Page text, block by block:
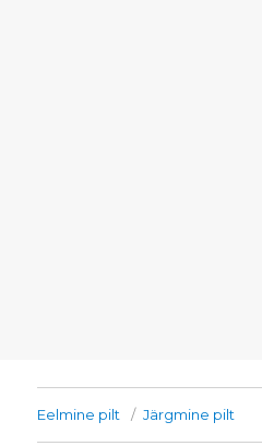
Eelmine pilt Järgmine pilt